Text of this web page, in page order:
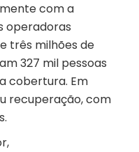
com a
operadoras
três milhões de
327 mil pessoas
cobertura. Em
recuperação, com